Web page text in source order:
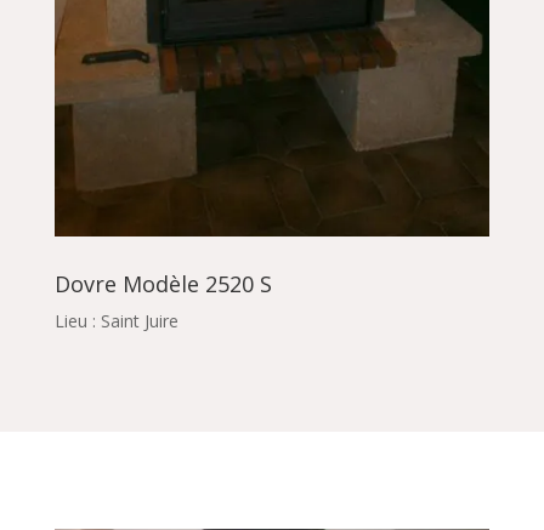
Dovre Modèle 2520 S
Lieu : Saint Juire